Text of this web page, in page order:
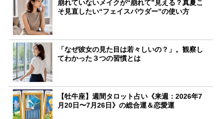
崩れていないメイクが“崩れて”見える？真夏こ
そ見直したい“フェイスパウダー”の使い方
「なぜ彼女の見た目は若々しいの？」。観察し
てわかった３つの習慣とは
【牡牛座】週間タロット占い《来週：2026年7
月20日〜7月26日》の総合運＆恋愛運